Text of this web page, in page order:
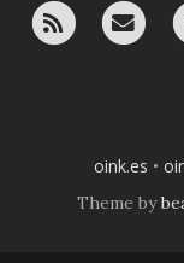
RSS
oink.es •
Theme by